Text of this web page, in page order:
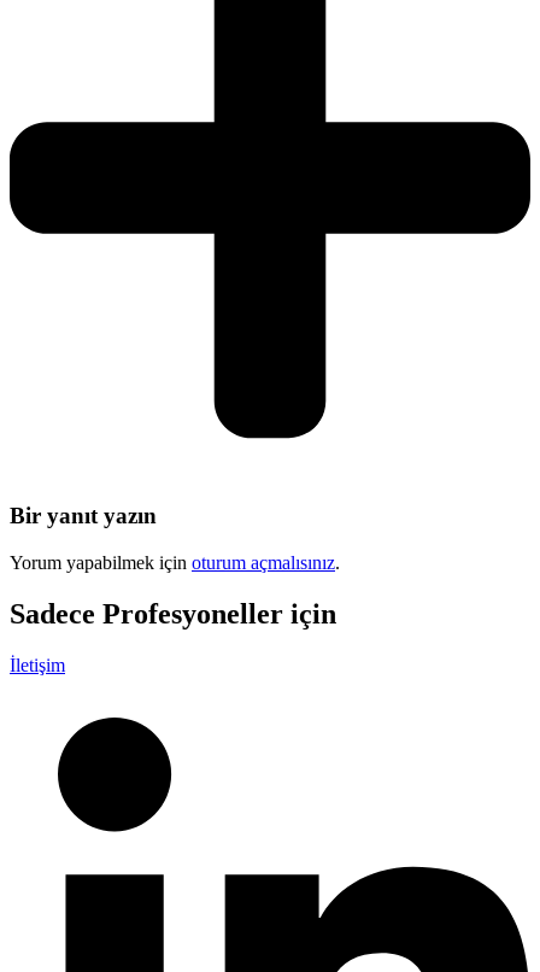
Bir yanıt yazın
Yorum yapabilmek için oturum açmalısınız.
Sadece Profesyoneller için
İletişim